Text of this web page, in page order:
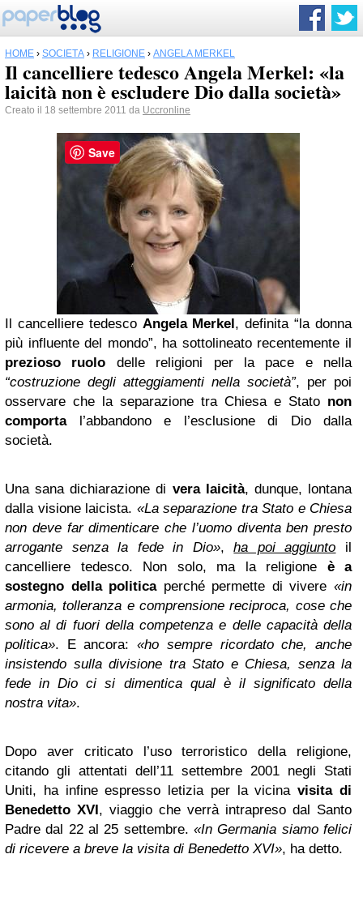
HOME › SOCIETÀ › RELIGIONE › ANGELA MERKEL
Il cancelliere tedesco Angela Merkel: «la
laicità non è escludere Dio dalla società»
Creato il 18 settembre 2011 da Uccronline
Il cancelliere tedesco Angela Merkel, definita “la donna
più influente del mondo”, ha sottolineato recentemente il
prezioso ruolo delle religioni per la pace e nella
“costruzione degli atteggiamenti nella società”, per poi
osservare che la separazione tra Chiesa e Stato non
comportal’abbandono e l’esclusione di Dio dalla
società.
Una sana dichiarazione di vera laicità, dunque, lontana
dalla visione laicista. «La separazione tra Stato e Chiesa
non deve far dimenticare che l’uomo diventa ben presto
arrogante senza la fede in Dio»,ha poi aggiunto il
cancelliere tedesco. Non solo, ma la religione è a
sostegno della politicaperché permette di vivere«in
armonia, tolleranza e comprensione reciproca, cose che
sono al di fuori della competenza e delle capacità della
politica». E ancora:«ho sempre ricordato che, anche
insistendo sulla divisione tra Stato e Chiesa, senza la
fede in Dio ci si dimentica qual è il significato della
nostra vita».
Dopo aver criticato l’uso terroristico della religione,
citando gli attentati dell’11 settembre 2001 negli Stati
Uniti, ha infine espresso letizia per la vicinavisita di
Benedetto XVI, viaggio che verrà intrapreso dal Santo
Padre dal 22 al 25 settembre. «In Germania siamo felici
di ricevere a breve la visita di Benedetto XVI», ha detto.
Save